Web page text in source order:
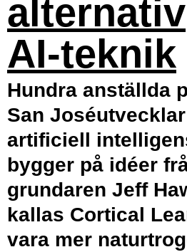
alternativ
AI-teknik
Hundra anställda
San
artificiell
bygger på idéer
grundaren Jeff
kallas Cortical
vara mer